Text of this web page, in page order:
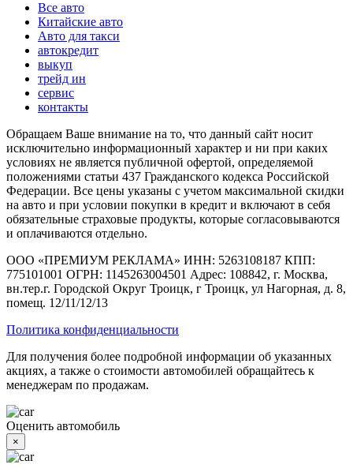
Все авто
Китайские авто
Авто для такси
автокредит
выкуп
трейд ин
сервис
контакты
Обращаем Ваше внимание на то, что данный сайт носит
исключительно информационный характер и ни при каких
условиях не является публичной офертой, определяемой
положениями статьи 437 Гражданского кодекса Российской
Федерации. Все цены указаны с учетом максимальной скидки
на авто и при условии покупки в кредит и включают в себя
обязательные страховые продукты, которые согласовываются
и оплачиваются отдельно.
ООО «ПРЕМИУМ РЕКЛАМА» ИНН: 5263108187 КПП:
775101001 ОГРН: 1145263004501 Адрес: 108842, г. Москва,
вн.тер.г. Городской Округ Троицк, г Троицк, ул Нагорная, д. 8,
помещ. 12/11/12/13
Политика конфиденциальности
Для получения более подробной информации об указанных
акциях, а также о стоимости автомобилей обращайтесь к
менеджерам по продажам.
Оценить автомобиль
×